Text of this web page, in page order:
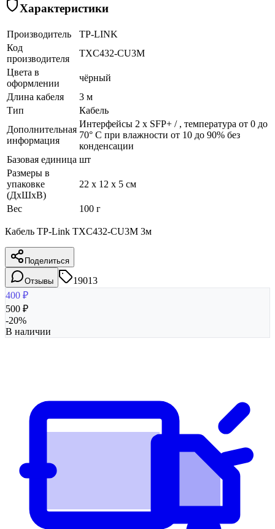
Характеристики
Производитель
TP-LINK
Код
производителя
TXC432-CU3M
Цвета в
оформлении
чёрный
Длина кабеля
3 м
Тип
Кабель
Дополнительная
информация
Интерфейсы 2 x SFP+ / , температура от 0 до
70° C при влажности от 10 до 90% без
конденсации
Базовая единица шт
Размеры в
упаковке
(ДхШхВ)
22 x 12 x 5 см
Вес 100 г
Кабель TP-Link TXC432-CU3M 3м
Поделиться
Отзывы
19013
400 ₽
500 ₽
-20%
В наличии